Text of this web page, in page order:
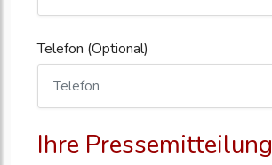
Telefon (Optional)
Ihre Pressemitteilung